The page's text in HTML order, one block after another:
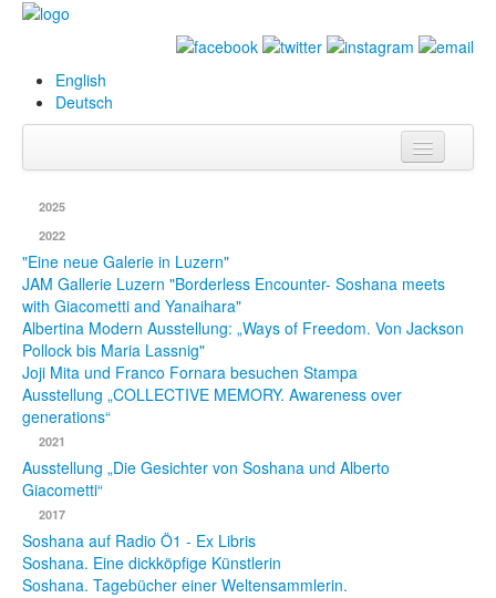
English
Deutsch
Bilder
Datenbank
Ausstellungen
& Projekte
Fotos
Publikationen
2025
2022
"Eine neue Galerie in Luzern"
JAM Gallerie Luzern "Borderless Encounter- Soshana meets
with Giacometti and Yanaihara"
Albertina Modern Ausstellung: „Ways of Freedom. Von Jackson
Pollock bis Maria Lassnig"
Joji Mita und Franco Fornara besuchen Stampa
Ausstellung „COLLECTIVE MEMORY. Awareness over
generations“
2021
Ausstellung „Die Gesichter von Soshana und Alberto
Giacometti“
2017
Soshana auf Radio Ö1 - Ex Libris
Soshana. Eine dickköpfige Künstlerin
Soshana. Tagebücher einer Weltensammlerin.